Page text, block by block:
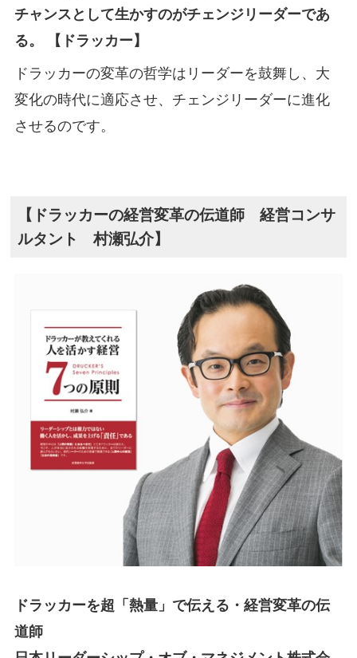
チャンスとして生かすのがチェンジリーダーであ
る。 【ドラッカー】
ドラッカーの変革の哲学はリーダーを鼓舞し、大
変化の時代に適応させ、チェンジリーダーに進化
させるのです。
【ドラッカーの経営変革の伝道師 経営コンサ
ルタント 村瀬弘介】
ドラッカーを超「熱量」で伝える・経営変革の伝
道師